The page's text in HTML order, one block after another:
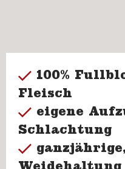
100%
Fleisch
eigene
Schlachtung
Weidehaltung